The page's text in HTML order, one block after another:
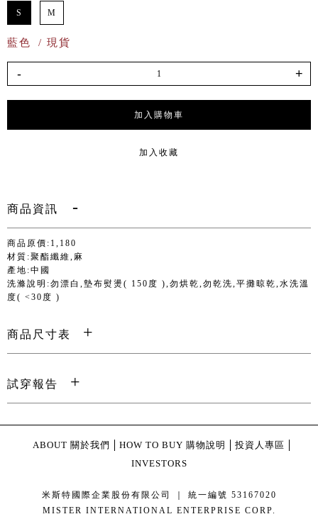
S M
藍色 / 現貨
- +
加入購物車
加入收藏
商品資訊
商品原價:1,180
材質:聚酯纖維,麻
產地:中國
洗滌說明:勿漂白,墊布熨燙( 150度 ),勿烘乾,勿乾洗,平攤晾乾,水洗溫
度( <30度 )
商品尺寸表
試穿報告
ABOUT 關於我們 HOW TO BUY 購物說明
投資人專區
INVESTORS
米斯特國際企業股份有限公司 ｜ 統一編號 53167020
MISTER INTERNATIONAL ENTERPRISE CORP.